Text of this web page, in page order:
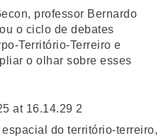
professor Bernardo
o ciclo de debates
Território-Terreiro e
o olhar sobre esses
do território-terreiro,